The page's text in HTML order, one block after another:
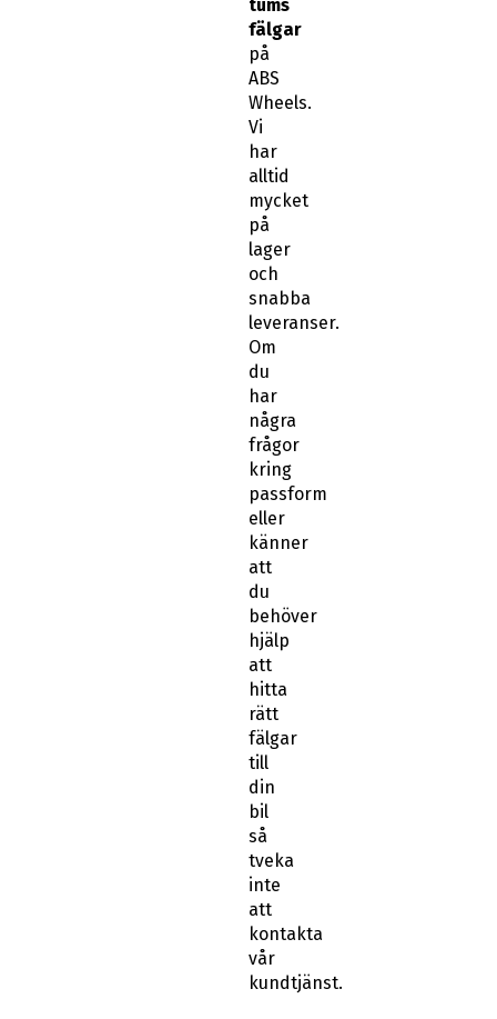
tums
fälgar
på
ABS
Wheels.
Vi
har
alltid
mycket
på
lager
och
snabba
leveranser.
Om
du
har
några
frågor
kring
passform
eller
känner
att
du
behöver
hjälp
att
hitta
rätt
fälgar
till
din
bil
så
tveka
inte
att
kontakta
vår
kundtjänst.